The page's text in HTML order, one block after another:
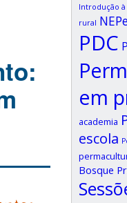
Introdução
rural
PDC
em
academia
escola
Bosque